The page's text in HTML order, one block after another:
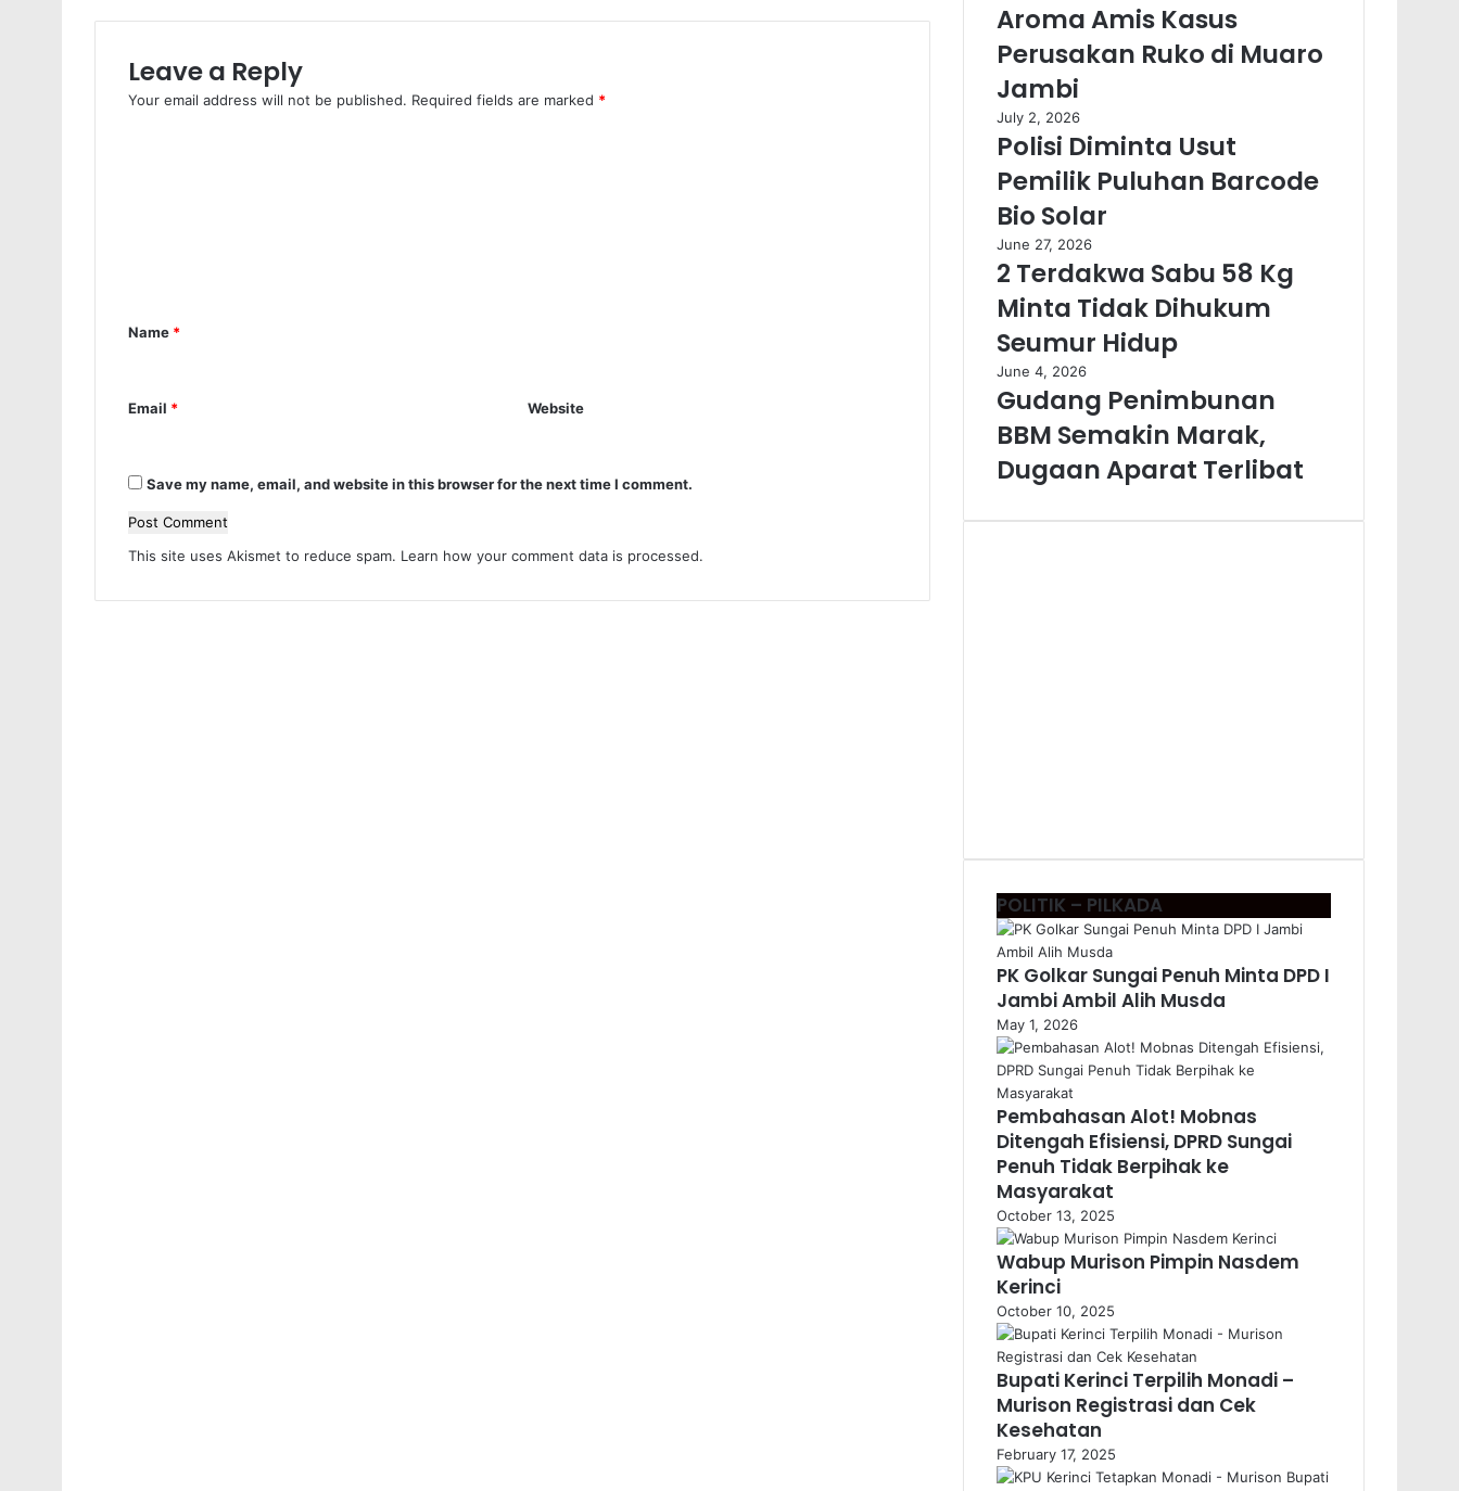
Leave a Reply
Your email address will not be published. Required fields are marked *
t
Name *
Email * Website
Save my name, email, and website in this browser for the next time I comment.
This site uses Akismet to reduce spam. Learn how your comment data is processed.
Aroma Amis Kasus
Perusakan Ruko di Muaro
Jambi
July 2, 2026
Polisi Diminta Usut
Pemilik Puluhan Barcode
Bio Solar
June 27, 2026
2 Terdakwa Sabu 58 Kg
Minta Tidak Dihukum
Seumur Hidup
June 4, 2026
Gudang Penimbunan
BBM Semakin Marak,
Dugaan Aparat Terlibat
POLITIK – PILKADA
PK Golkar Sungai Penuh Minta DPD I
Jambi Ambil Alih Musda
May 1, 2026
Pembahasan Alot! Mobnas
Ditengah Efisiensi, DPRD Sungai
Penuh Tidak Berpihak ke
Masyarakat
October 13, 2025
Wabup Murison Pimpin Nasdem
Kerinci
October 10, 2025
Bupati Kerinci Terpilih Monadi –
Murison Registrasi dan Cek
Kesehatan
February 17, 2025